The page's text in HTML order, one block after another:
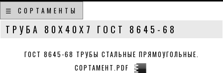
☰ СОРТАМЕНТЫ
ТРУБА 80Х40Х7 ГОСТ 8645-68
ГОСТ 8645-68 ТРУБЫ СТАЛЬНЫЕ ПРЯМОУГОЛЬНЫЕ.
СОРТАМЕНТ.PDF